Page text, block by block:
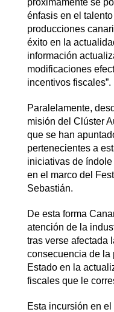
próximamente se
énfasis en el
producciones
éxito en la
información
modificaciones
incentivos fiscales”.
Paralelamente,
misión del Clúster
que se han
pertenecientes a
iniciativas de
en el marco del
Sebastián.
De esta forma
atención de la
tras verse afectada
consecuencia de la
Estado en la
fiscales que le
Esta incursión en